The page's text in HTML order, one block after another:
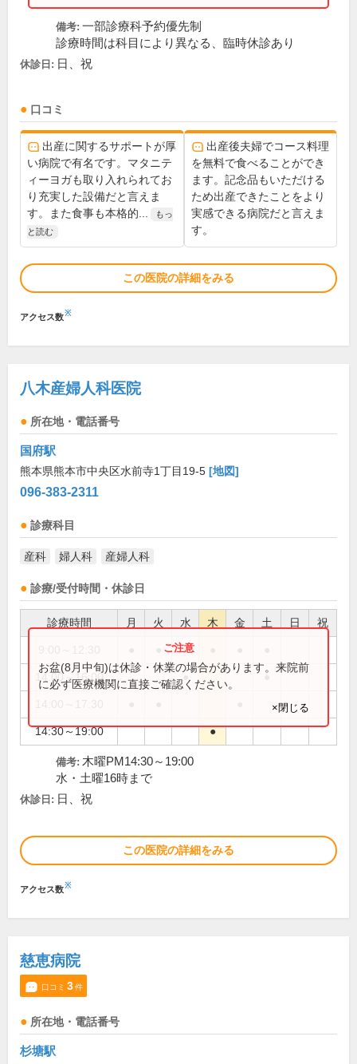
備考: 一部診療科予約優先制
診療時間は科目により異なる、臨時休診あり
休診日: 日、祝
口コミ
出産に関するサポートが厚
い病院で有名です。マタニテ
ィーヨガも取り入れられてお
り充実した設備だと言えま
す。また食事も本格的...
もっ
と読む
出産後夫婦でコース料理
を無料で食べることができ
ます。記念品もいただける
ため出産できたことをより
実感できる病院だと言えま
す。
この医院の詳細をみる
アクセス数※
八木産婦人科医院
所在地・電話番号
国府駅
熊本県熊本市中央区水前寺1丁目19-5 [地図]
096-383-2311
診療科目
産科 婦人科 産婦人科
診療/受付時間・休診日
診療時間 月 火 水 木 金 土 日 祝
●
14:00～16:00 ● ●
14:30～19:00 ●
お盆(8月中旬)は休診・休業の場合があります。来院前
に必ず医療機関に直接ご確認ください。
×閉じる
備考: 木曜PM14:30～19:00
水・土曜16時まで
休診日: 日、祝
この医院の詳細をみる
アクセス数※
慈恵病院
口コミ 3件
所在地・電話番号
杉塘駅